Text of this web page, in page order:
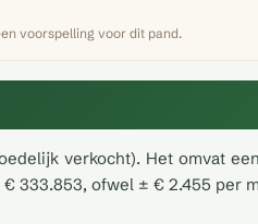
voorspelling voor dit pand.
verkocht). Het omvat
333.853, ofwel ± € 2.455 per